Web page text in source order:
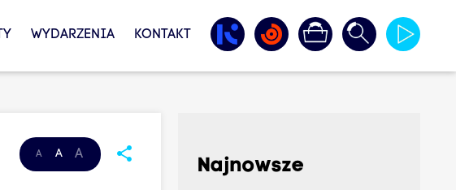
WYDARZENIA KONTAKT
A A A share
Najnowsze